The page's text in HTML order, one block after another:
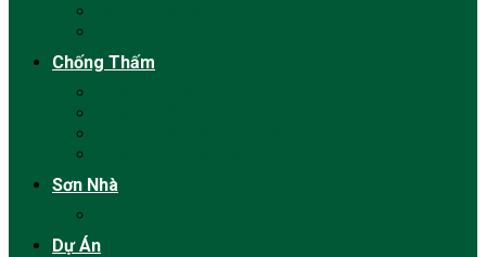
Chống Thấm
Sơn Nhà
Dự Án